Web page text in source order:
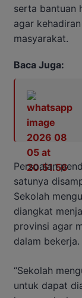
serta bantuan
agar
masyarakat.
Baca Juga:
Persoalan
satunya
Sekolah
diangkat
provinsi agar
dalam bekerja.
“Sekolah
untuk dapat